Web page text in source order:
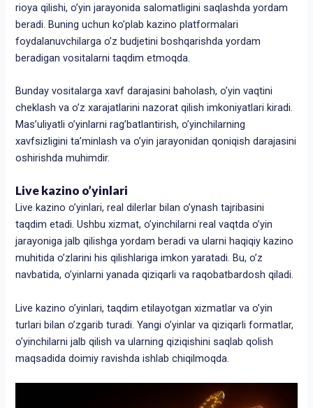
rioya qilishi, o’yin jarayonida salomatligini saqlashda yordam
beradi. Buning uchun ko’plab kazino platformalari
foydalanuvchilarga o’z budjetini boshqarishda yordam
beradigan vositalarni taqdim etmoqda.
Bunday vositalarga xavf darajasini baholash, o’yin vaqtini
cheklash va o’z xarajatlarini nazorat qilish imkoniyatlari kiradi.
Mas’uliyatli o’yinlarni rag’batlantirish, o’yinchilarning
xavfsizligini ta’minlash va o’yin jarayonidan qoniqish darajasini
oshirishda muhimdir.
Live kazino o’yinlari
Live kazino o’yinlari, real dilerlar bilan o’ynash tajribasini
taqdim etadi. Ushbu xizmat, o’yinchilarni real vaqtda o’yin
jarayoniga jalb qilishga yordam beradi va ularni haqiqiy kazino
muhitida o’zlarini his qilishlariga imkon yaratadi. Bu, o’z
navbatida, o’yinlarni yanada qiziqarli va raqobatbardosh qiladi.
Live kazino o’yinlari, taqdim etilayotgan xizmatlar va o’yin
turlari bilan o’zgarib turadi. Yangi o’yinlar va qiziqarli formatlar,
o’yinchilarni jalb qilish va ularning qiziqishini saqlab qolish
maqsadida doimiy ravishda ishlab chiqilmoqda.